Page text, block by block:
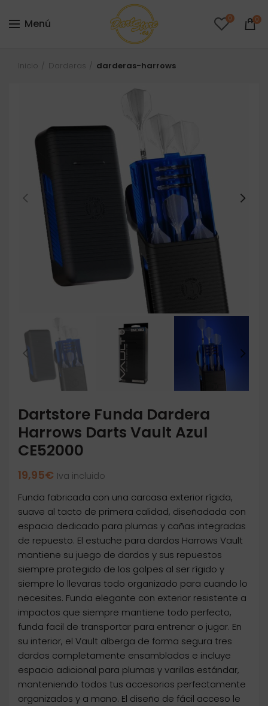
Menú 0 0
Inicio Darderas darderas-harrows
Dartstore Funda Dardera
Harrows Darts Vault Azul
CE52000
19,95€ Iva incluido
Funda fabricada con una carcasa exterior rígida,
suave al tacto de primera calidad, diseñadada con
espacio dedicado para plumas y cañas integradas
de repuesto. El estuche para dardos Harrows Vault
mantiene su juego de dardos y sus repuestos
siempre protegido de los golpes al ser rígido y
siempre lo llevaras todo organizado para cuando lo
necesites. Funda elegante con exterior resistente a
impactos que siempre mantiene todo perfecto,
funda facil de transportar para entrenar o jugar. En
su interior, el Vault alberga de forma segura tres
dardos completamente ensamblados e incluye
espacio adicional para plumas y varillas estándar,
manteniendo todos tus accesorios perfectamente
organizados y a mano. El diseño de fácil acceso le